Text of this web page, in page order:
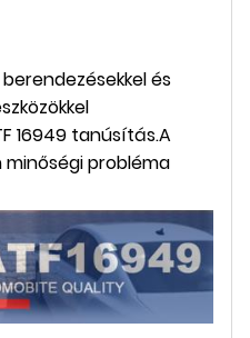
és
16949 tanúsítás.A
probléma